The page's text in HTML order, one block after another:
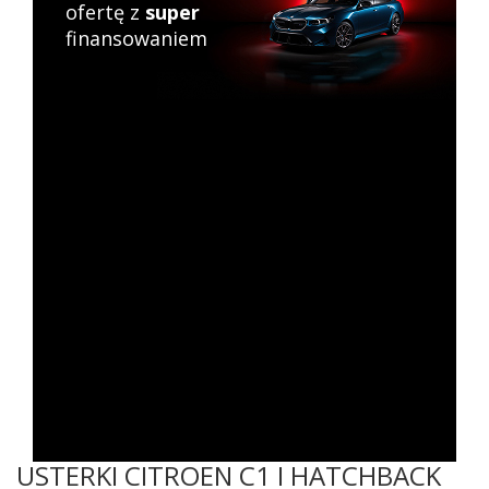
USTERKI CITROEN C1 I HATCHBACK
ofertę z super
finansowaniem